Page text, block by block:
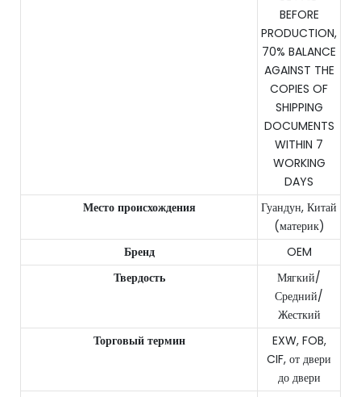
BEFORE
PRODUCTION,
70% BALANCE
AGAINST THE
COPIES OF
SHIPPING
DOCUMENTS
WITHIN 7
WORKING
DAYS
Место происхождения
Гуандун, Китай
(материк)
Бренд
OEM
Твердость
Мягкий/
Средний/
Жесткий
Торговый термин
EXW, FOB,
CIF, от двери
до двери